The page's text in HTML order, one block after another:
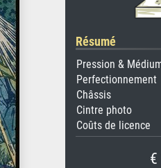
Résumé
Pression &
Perfectionnement
Châssis
Cintre photo
Coûts de licence
€